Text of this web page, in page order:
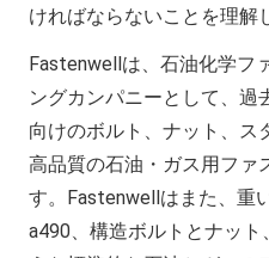
ければならないことを理解
Fastenwellは、石油化学フ
ングカンパニーとして、過
向けのボルト、ナット、ス
高品質の石油・ガス用ファ
す。Fastenwellはまた、重
a490、構造ボルトとナッ